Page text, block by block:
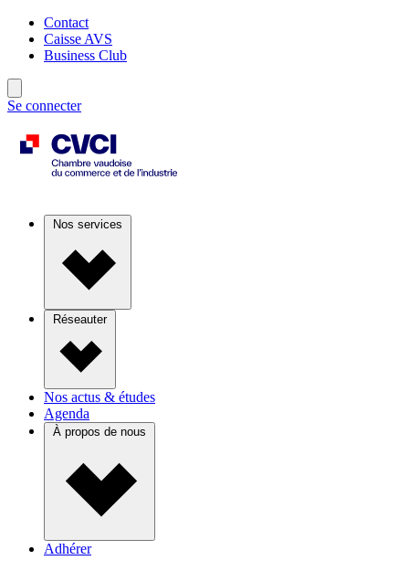
Contact
Caisse AVS
Business Club
Se connecter
Nos services
Réseauter
Nos actus & études
Agenda
À propos de nous
Adhérer